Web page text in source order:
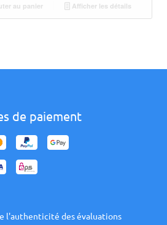
au panier Afficher les détails
de paiement
l'authenticité des évaluations